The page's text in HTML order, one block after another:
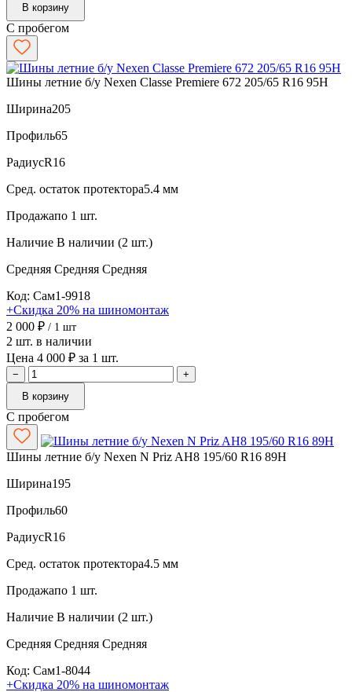
В корзину
С пробегом
Шины летние б/у Nexen Classe Premiere 672 205/65 R16 95H
Ширина205
Профиль65
РадиусR16
Сред. остаток протектора5.4 мм
Продажапо 1 шт.
Наличие В наличии (2 шт.)
Средняя Средняя Средняя
Код: Сам1-9918
+Скидка 20% на шиномонтаж
2 000 ₽ / 1 шт
2 шт. в наличии
Цена 4 000 ₽ за 1 шт.
−
+
В корзину
С пробегом
Шины летние б/у Nexen N Priz AH8 195/60 R16 89H
Ширина195
Профиль60
РадиусR16
Сред. остаток протектора4.5 мм
Продажапо 1 шт.
Наличие В наличии (2 шт.)
Средняя Средняя Средняя
Код: Сам1-8044
+Скидка 20% на шиномонтаж